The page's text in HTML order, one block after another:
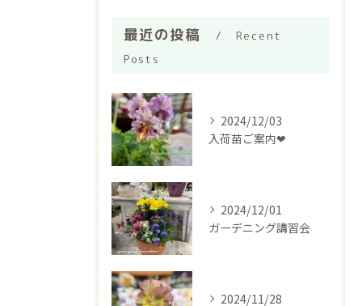
最近の投稿
Recent
Posts
2024/12/03
入荷苗ご案内❤︎
2024/12/01
ガーデニング講習会
2024/11/28